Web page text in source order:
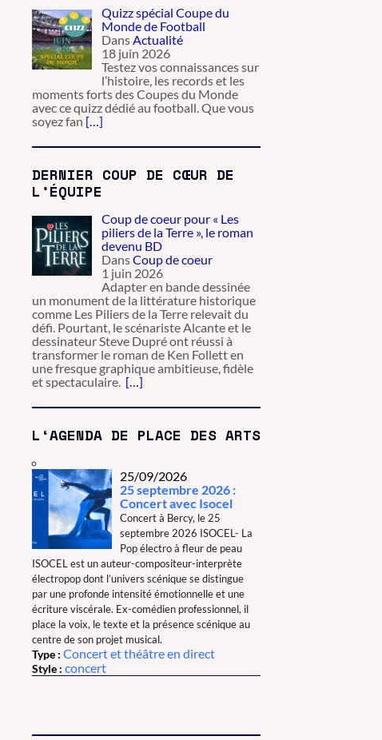
Quizz spécial Coupe du
Monde de Football
DansActualité
18 juin 2026
Testez vos connaissances sur
l’histoire, les records et les
moments forts des Coupes du Monde
avec ce quizz dédié au football. Que vous
soyez fan […]
DERNIER COUP DE CŒUR DE
L’ÉQUIPE
Coup de coeur pour « Les
piliers de la Terre », le roman
devenu BD
DansCoup de coeur
1 juin 2026
Adapter en bande dessinée
un monument de la littérature historique
comme Les Piliers de la Terre relevait du
défi. Pourtant, le scénariste Alcante et le
dessinateur Steve Dupré ont réussi à
transformer le roman de Ken Follett en
une fresque graphique ambitieuse, fidèle
et spectaculaire. […]
L‘AGENDA DE PLACE DES ARTS
25/09/2026
25 septembre 2026 :
Concert avec Isocel
Concert à Bercy, le 25
septembre 2026 ISOCEL- La
Pop électro à fleur de peau
ISOCEL est un auteur-compositeur-interprète
électropop dont l’univers scénique se distingue
par une profonde intensité émotionnelle et une
écriture viscérale. Ex-comédien professionnel, il
place la voix, le texte et la présence scénique au
centre de son projet musical.
Type : Concert et théâtre en direct
Style : concert